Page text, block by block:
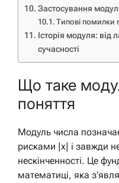
Застосування
Типові помилки
Історія модуля: від
сучасності
Що таке
поняття
Модуль числа
рисками |x| і завжди
нескінченності. Це
математиці, яка